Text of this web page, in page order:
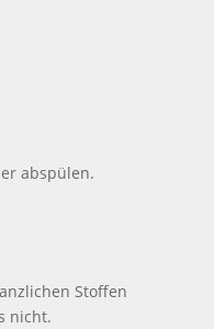
abspülen.
Stoffen
nicht.